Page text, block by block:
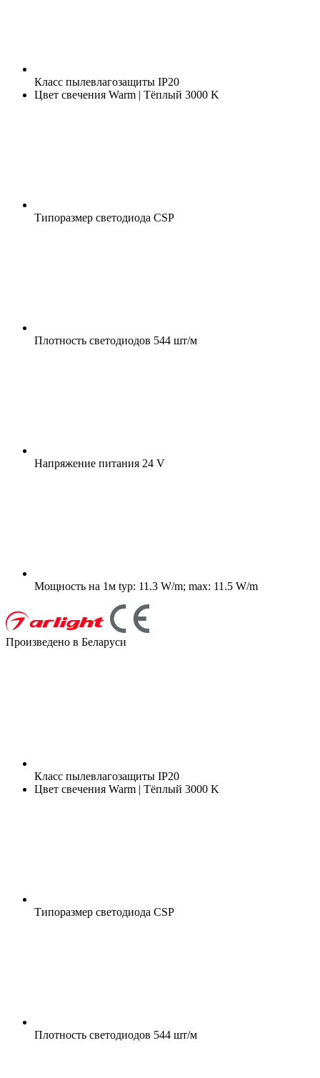
Класс пылевлагозащиты IP20
Цвет свечения Warm | Тёплый 3000 K
Типоразмер светодиода CSP
Плотность светодиодов 544 шт/м
Напряжение питания 24 V
Мощность на 1м typ: 11.3 W/m; max: 11.5 W/m
Произведено в Беларуси
Класс пылевлагозащиты IP20
Цвет свечения Warm | Тёплый 3000 K
Типоразмер светодиода CSP
Плотность светодиодов 544 шт/м